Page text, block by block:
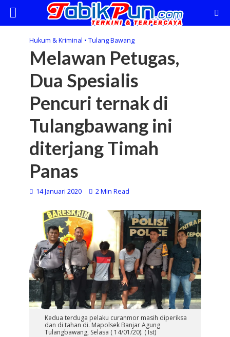
Hukum & Kriminal • Tulang Bawang
Melawan Petugas,
Dua Spesialis
Pencuri ternak di
Tulangbawang ini
diterjang Timah
Panas
14 Januari 2020 2 Min Read
Kedua terduga pelaku curanmor masih diperiksa
dan di tahan di. Mapolsek Banjar Agung
Tulangbawang, Selasa ( 14/01/20). ( Ist)